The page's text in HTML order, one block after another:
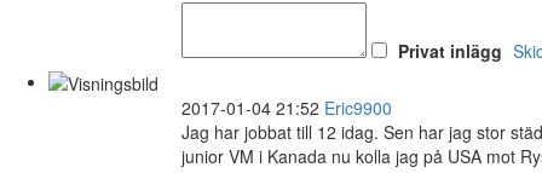
Privat inlägg
2017-01-04 21:52 Eric9900
Jag har jobbat till 12 idag. Sen har jag stor
junior VM i Kanada nu kolla jag på USA mot